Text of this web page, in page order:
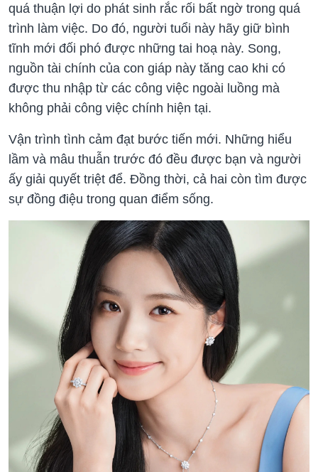
quá thuận lợi do phát sinh rắc rối bất ngờ trong quá
trình làm việc. Do đó, người tuổi này hãy giữ bình
tĩnh mới đối phó được những tai hoạ này. Song,
nguồn tài chính của con giáp này tăng cao khi có
được thu nhập từ các công việc ngoài luồng mà
không phải công việc chính hiện tại.
Vận trình tình cảm đạt bước tiến mới. Những hiểu
lầm và mâu thuẫn trước đó đều được bạn và người
ấy giải quyết triệt để. Đồng thời, cả hai còn tìm được
sự đồng điệu trong quan điểm sống.